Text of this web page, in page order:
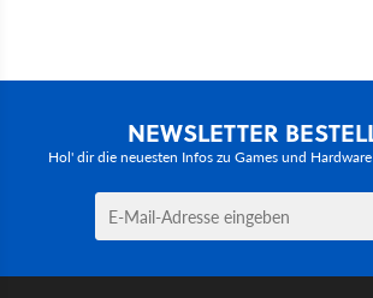
NEWSLETTER
Hol' dir die neuesten Infos zu Games und